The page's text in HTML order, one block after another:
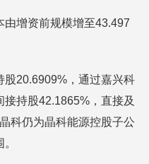
增资前规模增至43.497
股20.6909%，通过嘉兴科
持股42.1865%，直接及
科仍为晶科能源控股子公